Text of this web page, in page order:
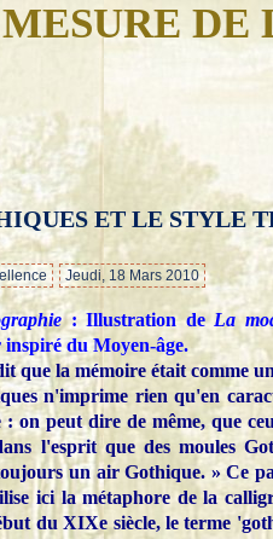
DE
ET LE STYLE
Jeudi, 18 Mars 2010
: Illustration de La
du Moyen-âge.
que la mémoire était
n'imprime rien qu'en
: on peut dire de même, que
l'esprit que des moules
un air Gothique. » Ce
ici la métaphore de la
du XIXe siècle, le terme